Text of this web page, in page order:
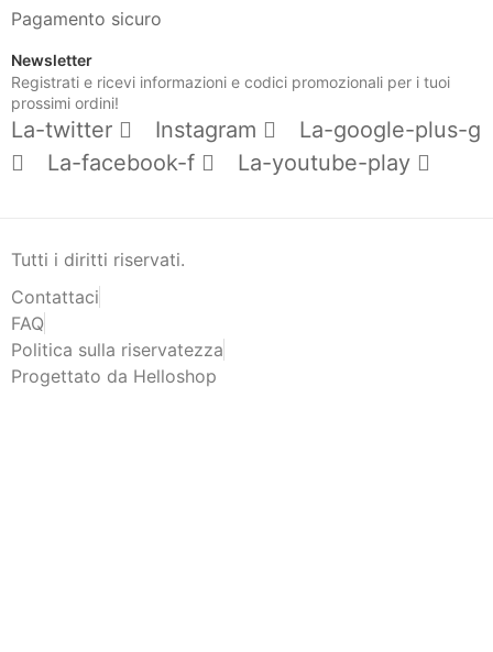
Pagamento sicuro
Newsletter
Registrati e ricevi informazioni e codici promozionali per i tuoi
prossimi ordini!
La-twitter Instagram
La-google-plus-g
La-facebook-f
La-youtube-play
Tutti i diritti riservati.
Contattaci
FAQ
Politica sulla riservatezza
Progettato da Helloshop